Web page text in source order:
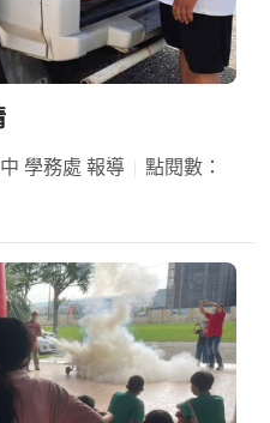
學務處 報導
點閱數：